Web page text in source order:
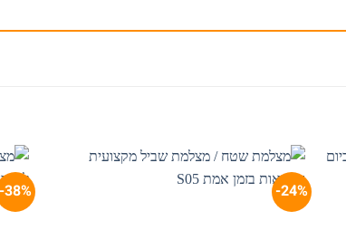
24%-
38%-